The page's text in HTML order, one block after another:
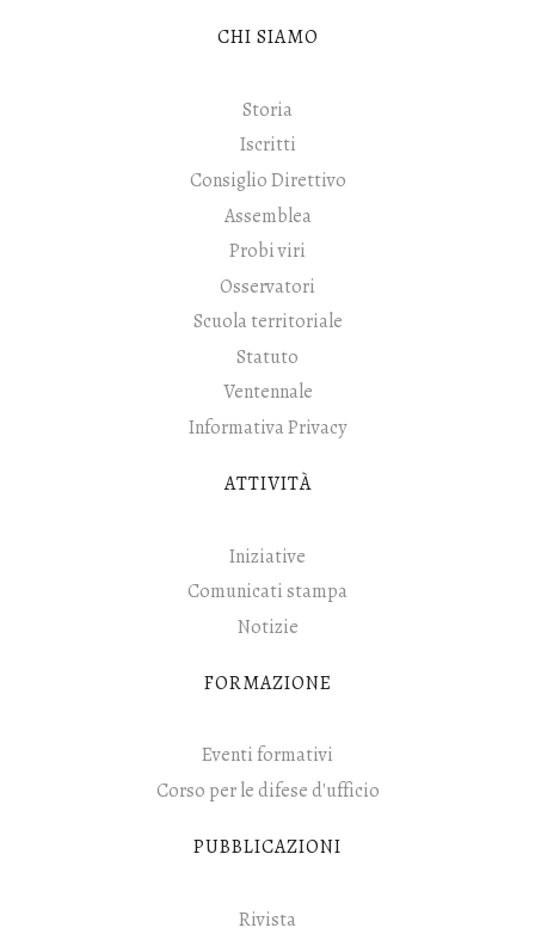
CHI SIAMO
Storia
Iscritti
Consiglio Direttivo
Assemblea
Probi viri
Osservatori
Scuola territoriale
Statuto
Ventennale
Informativa Privacy
ATTIVITÀ
Iniziative
Comunicati stampa
Notizie
FORMAZIONE
Eventi formativi
Corso per le difese d'ufficio
PUBBLICAZIONI
Rivista